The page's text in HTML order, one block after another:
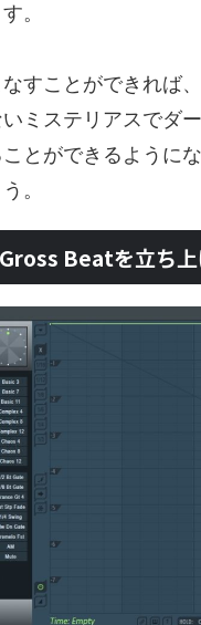
。
すことができれば
ミステリアスでダ
とができるように
。
Gross Beatを立ち上